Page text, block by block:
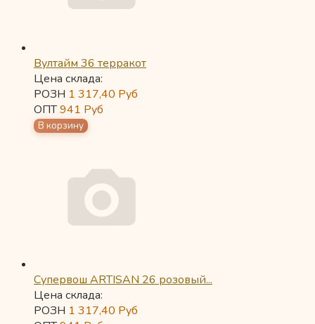
Вултайм 36 терракот
Цена склада:
РОЗН 1 317,40 Руб
ОПТ941 Руб
Супервош ARTISAN 26 розовый...
Цена склада:
РОЗН 1 317,40 Руб